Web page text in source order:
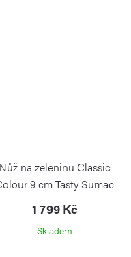
Nůž na zeleninu Classic
9 cm Tasty Sumac
1 799 Kč
Skladem